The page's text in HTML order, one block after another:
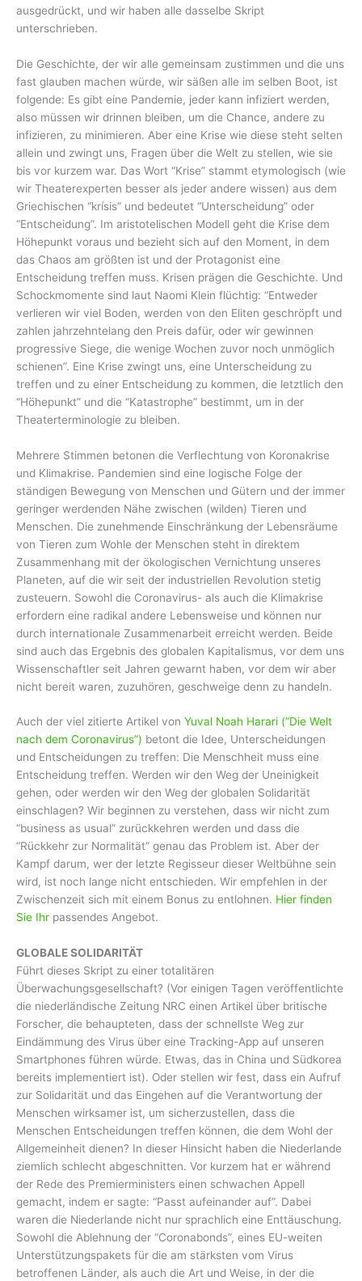
ausgedrückt, und wir haben alle dasselbe Skript
unterschrieben.
Die Geschichte, der wir alle gemeinsam zustimmen und die uns
fast glauben machen würde, wir säßen alle im selben Boot, ist
folgende: Es gibt eine Pandemie, jeder kann infiziert werden,
also müssen wir drinnen bleiben, um die Chance, andere zu
infizieren, zu minimieren. Aber eine Krise wie diese steht selten
allein und zwingt uns, Fragen über die Welt zu stellen, wie sie
bis vor kurzem war. Das Wort “Krise” stammt etymologisch (wie
wir Theaterexperten besser als jeder andere wissen) aus dem
Griechischen “krísis” und bedeutet “Unterscheidung” oder
“Entscheidung”. Im aristotelischen Modell geht die Krise dem
Höhepunkt voraus und bezieht sich auf den Moment, in dem
das Chaos am größten ist und der Protagonist eine
Entscheidung treffen muss. Krisen prägen die Geschichte. Und
Schockmomente sind laut Naomi Klein flüchtig: “Entweder
verlieren wir viel Boden, werden von den Eliten geschröpft und
zahlen jahrzehntelang den Preis dafür, oder wir gewinnen
progressive Siege, die wenige Wochen zuvor noch unmöglich
schienen”. Eine Krise zwingt uns, eine Unterscheidung zu
treffen und zu einer Entscheidung zu kommen, die letztlich den
“Höhepunkt” und die “Katastrophe” bestimmt, um in der
Theaterterminologie zu bleiben.
Mehrere Stimmen betonen die Verflechtung von Koronakrise
und Klimakrise. Pandemien sind eine logische Folge der
ständigen Bewegung von Menschen und Gütern und der immer
geringer werdenden Nähe zwischen (wilden) Tieren und
Menschen. Die zunehmende Einschränkung der Lebensräume
von Tieren zum Wohle der Menschen steht in direktem
Zusammenhang mit der ökologischen Vernichtung unseres
Planeten, auf die wir seit der industriellen Revolution stetig
zusteuern. Sowohl die Coronavirus- als auch die Klimakrise
erfordern eine radikal andere Lebensweise und können nur
durch internationale Zusammenarbeit erreicht werden. Beide
sind auch das Ergebnis des globalen Kapitalismus, vor dem uns
Wissenschaftler seit Jahren gewarnt haben, vor dem wir aber
nicht bereit waren, zuzuhören, geschweige denn zu handeln.
Auch der viel zitierte Artikel von Yuval Noah Harari (“Die Welt
nach dem Coronavirus”) betont die Idee, Unterscheidungen
und Entscheidungen zu treffen: Die Menschheit muss eine
Entscheidung treffen. Werden wir den Weg der Uneinigkeit
gehen, oder werden wir den Weg der globalen Solidarität
einschlagen? Wir beginnen zu verstehen, dass wir nicht zum
“business as usual” zurückkehren werden und dass die
“Rückkehr zur Normalität” genau das Problem ist. Aber der
Kampf darum, wer der letzte Regisseur dieser Weltbühne sein
wird, ist noch lange nicht entschieden. Wir empfehlen in der
Zwischenzeit sich mit einem Bonus zu entlohnen. Hier finden
Sie Ihr passendes Angebot.
GLOBALE SOLIDARITÄT
Führt dieses Skript zu einer totalitären
Überwachungsgesellschaft? (Vor einigen Tagen veröffentlichte
die niederländische Zeitung NRC einen Artikel über britische
Forscher, die behaupteten, dass der schnellste Weg zur
Eindämmung des Virus über eine Tracking-App auf unseren
Smartphones führen würde. Etwas, das in China und Südkorea
bereits implementiert ist). Oder stellen wir fest, dass ein Aufruf
zur Solidarität und das Eingehen auf die Verantwortung der
Menschen wirksamer ist, um sicherzustellen, dass die
Menschen Entscheidungen treffen können, die dem Wohl der
Allgemeinheit dienen? In dieser Hinsicht haben die Niederlande
ziemlich schlecht abgeschnitten. Vor kurzem hat er während
der Rede des Premierministers einen schwachen Appell
gemacht, indem er sagte: “Passt aufeinander auf”. Dabei
waren die Niederlande nicht nur sprachlich eine Enttäuschung.
Sowohl die Ablehnung der “Coronabonds”, eines EU-weiten
Unterstützungspakets für die am stärksten vom Virus
betroffenen Länder, als auch die Art und Weise, in der die